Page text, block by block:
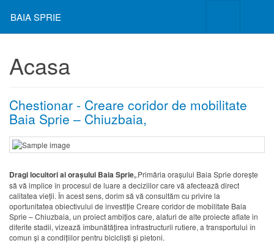
BAIA SPRIE
Acasa
Chestionar - Creare coridor de mobilitate
Baia Sprie – Chiuzbaia,
Dragi locuitori ai orașului Baia Sprie,.Primăria orașului Baia Sprie dorește
să vă implice în procesul de luare a deciziilor care vă afectează direct
calitatea vieții. În acest sens, dorim să vă consultăm cu privire la
oportunitatea obiectivului de investiție Creare coridor de mobilitate Baia
Sprie – Chiuzbaia, un proiect ambițios care, alaturi de alte proiecte aflate in
diferite stadii, vizează îmbunătățirea infrastructurii rutiere, a transportului în
comun și a condițiilor pentru bicicliști și pietoni.